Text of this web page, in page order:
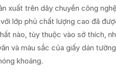
xuất trên dây chuyền công
lớp phủ chất lượng cao đã
nào, tùy thuộc vào sở thích,
và màu sắc của giấy dán
khoáng.